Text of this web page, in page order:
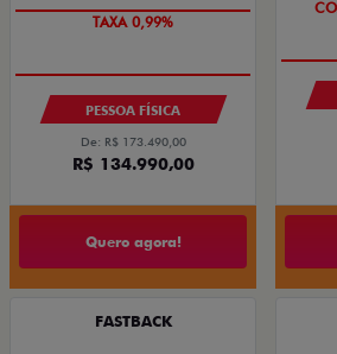
IPVA + EMPLACAMENTO
PESSOA FÍSICA
De: R$ 173.490,00
R$ 134.990,00
Quero agora!
FASTBACK